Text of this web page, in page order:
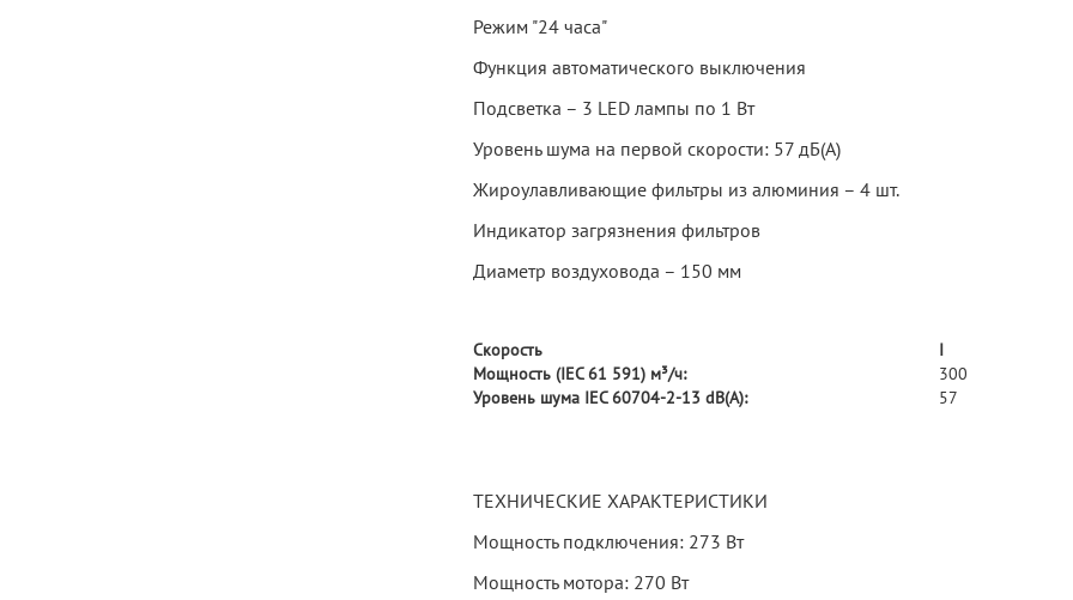
Режим "24 часа"
Функция автоматического выключения
Подсветка – 3 LED лампы по 1 Вт
Уровень шума на первой скорости: 57 дБ(А)
Жироулавливающие фильтры из алюминия – 4 шт.
Индикатор загрязнения фильтров
Диаметр воздуховода – 150 мм
Скорость I
Мощность (IEC 61 591) м³/ч:
300
Уровень шума IEC 60704-2-13 dB(A):
57
ТЕХНИЧЕСКИЕ ХАРАКТЕРИСТИКИ
Мощность подключения: 273 Вт
Мощность мотора: 270 Вт